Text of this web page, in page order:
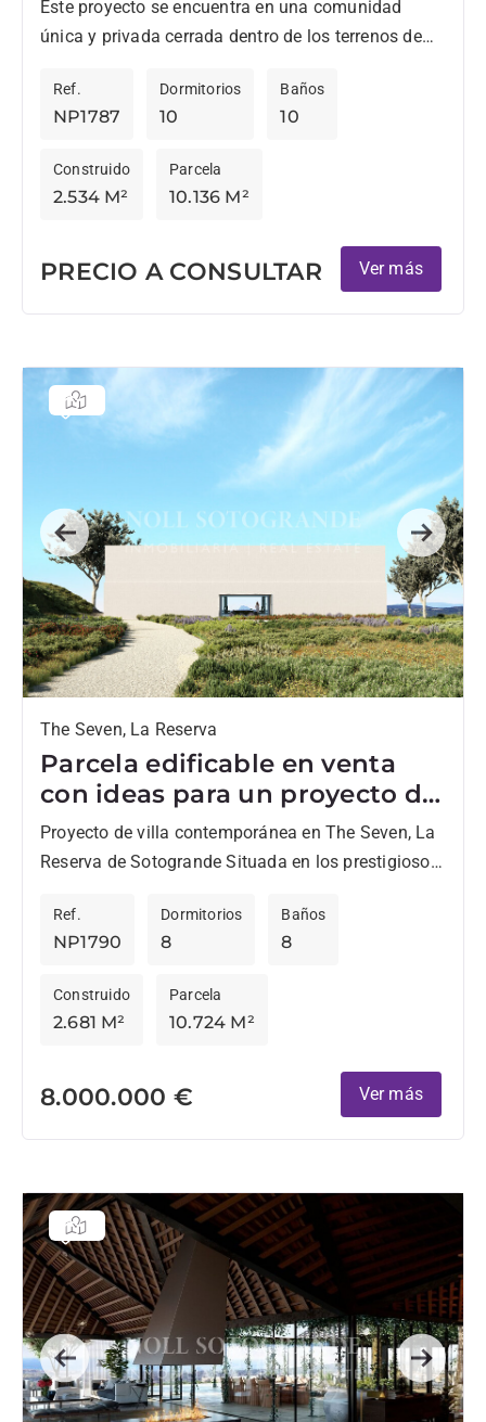
Este proyecto se encuentra en una comunidad
única y privada cerrada dentro de los terrenos de
proporcionando un...
NP1787
Ref.
10
Dormitorios
10
Baños
2.534 M²
Construido
10.136 M²
Parcela
PRECIO A CONSULTAR Ver más
Previous Next
The Seven, La Reserva
Parcela edificable en venta
con ideas para un proyecto de
una villa del arquitecto
Andreas-Martin Löf
Proyecto de villa contemporánea en The Seven, La
Reserva de Sotogrande Situada en los prestigiosos
exclusiva comunidad...
NP1790
Ref.
8
Dormitorios
8
Baños
2.681 M²
Construido
10.724 M²
Parcela
8.000.000 € Ver más
Previous Next